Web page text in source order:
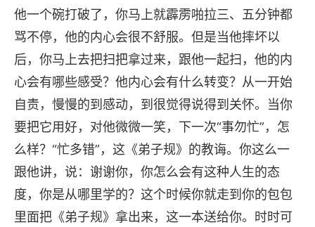
他一个碗打破了，你马上就霹雳啪拉三、五分钟都
骂不停，他的内心会很不舒服。但是当他摔坏以
后，你马上去把扫把拿过来，跟他一起扫，他的内
心会有哪些感受？他内心会有什么转变？从一开始
自责，慢慢的到感动，到很觉得说得到关怀。当你
要把它用好，对他微微一笑，下一次“事勿忙”，怎
么样？“忙多错”，这《弟子规》的教诲。你这么一
跟他讲，说：谢谢你，你怎么会有这种人生的态
度，你是从哪里学的？这个时候你就走到你的包包
里面把《弟子规》拿出来，这一本送给你。时时可